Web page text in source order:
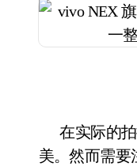
在实际的拍摄样张中，我们看到这枚摄像头配合机器自带的美颜算法，能够将少女拍的肤白貌
美。然而需要